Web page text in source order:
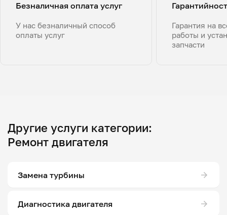
Безналичная оплата услуг
У нас безналичный способ
оплаты услуг
Гарантия на
работы и
запчасти
Другие услуги категории:
Ремонт двигателя
Замена турбины
Диагностика двигателя